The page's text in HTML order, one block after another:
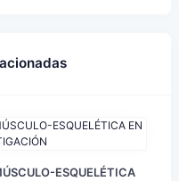
ESQUELÉTICA